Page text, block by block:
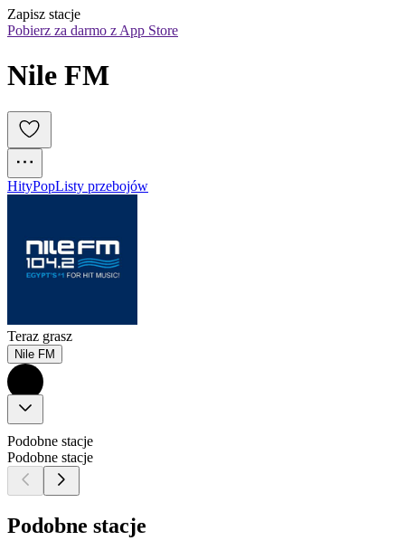
Zapisz stacje
Pobierz za darmo z App Store
Nile FM
HityPopListy przebojów
Teraz grasz
Nile FM
Podobne stacje
Podobne stacje
Podobne stacje